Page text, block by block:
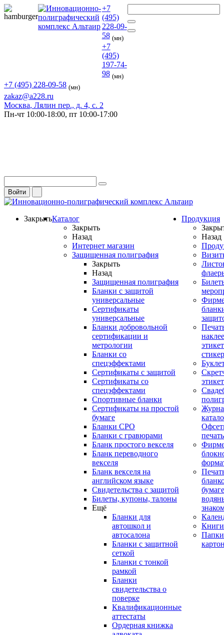
+7
(495)
228-09-
58 (мн)
+7
(495)
197-74-
98 (мн)
+7 (495) 228-09-58 (мн)
zakaz@a228.ru
Москва, Лялин пер., д. 4, с. 2
Пн-чт 10:00-18:00, пт 10:00-17:00
Войти
ЗакрытьКаталог
Закрыть
Назад
Интернет магазин
Защищенная полиграфия
Закрыть
Назад
Защищенная полиграфия
Бланки с защитой
универсальные
Сертификаты
универсальные
Бланки добровольной
сертификации и
метрологии
Бланки со
спецэффектами
Сертификаты с защитой
Сертификаты со
спецэффектами
Спортивные бланки
Cертификаты на простой
бумаге
Бланки СРО
Бланки с гравюрами
Бланк простого векселя
Бланк переводного
векселя
Бланк векселя на
английском языке
Свидетельства с защитой
Билеты, купоны, талоны
Ещё
Бланки для
автошкол и
автосалона
Бланки с защитной
сеткой
Бланки с тонкой
рамкой
Бланки
свидетельства о
поверке
Квалификационные
аттестаты
Ордерная книжка
Продукция
Назад
печать
Книги
Папки